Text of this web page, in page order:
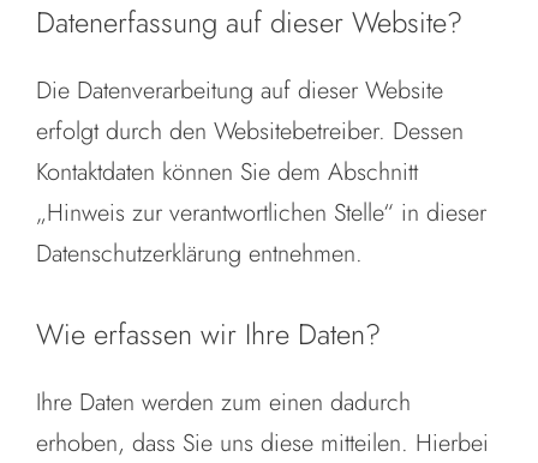
Datenerfassung auf dieser Website?
Die Datenverarbeitung auf dieser Website
erfolgt durch den Websitebetreiber. Dessen
Kontaktdaten können Sie dem Abschnitt
„Hinweis zur verantwortlichen Stelle“ in dieser
Datenschutzerklärung entnehmen.
Wie erfassen wir Ihre Daten?
Ihre Daten werden zum einen dadurch
erhoben, dass Sie uns diese mitteilen. Hierbei